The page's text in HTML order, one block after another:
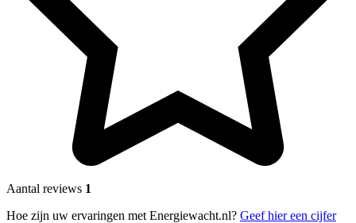
Aantal reviews 1
Hoe zijn uw ervaringen met Energiewacht.nl? Geef hier een cijfer